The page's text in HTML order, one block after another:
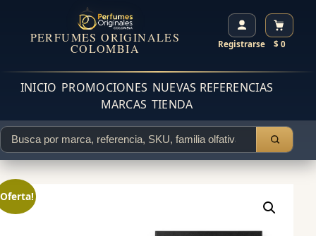
PERFUMES ORIGINALES
COLOMBIA Registrarse $ 0
INICIO PROMOCIONES NUEVAS REFERENCIAS
MARCAS TIENDA